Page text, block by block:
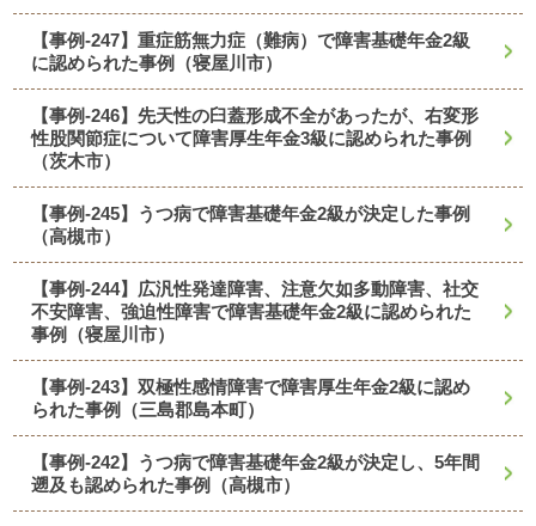
【事例-247】重症筋無力症（難病）で障害基礎年金2級
に認められた事例（寝屋川市）
【事例-246】先天性の臼蓋形成不全があったが、右変形
性股関節症について障害厚生年金3級に認められた事例
（茨木市）
【事例-245】うつ病で障害基礎年金2級が決定した事例
（高槻市）
【事例-244】広汎性発達障害、注意欠如多動障害、社交
不安障害、強迫性障害で障害基礎年金2級に認められた
事例（寝屋川市）
【事例-243】双極性感情障害で障害厚生年金2級に認め
られた事例（三島郡島本町）
【事例-242】うつ病で障害基礎年金2級が決定し、5年間
遡及も認められた事例（高槻市）